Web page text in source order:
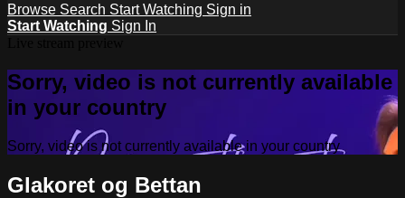
Browse Search Start Watching Sign in
Start Watching Sign In
Sorry, video is not currently available
in your country
Sorry, video is not currently available in your country
Glakoret og Bettan